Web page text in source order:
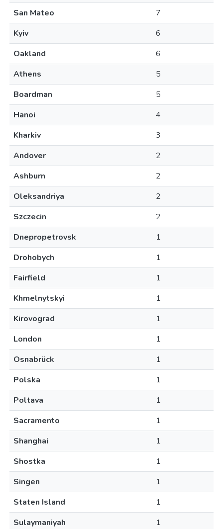
San Mateo
7
Kyiv
6
Oakland
6
Athens
5
Boardman
5
Hanoi
4
Kharkiv
3
Andover
2
Ashburn
2
Oleksandriya
2
Szczecin
2
Dnepropetrovsk
1
Drohobych
1
Fairfield
1
Khmelnytskyi
1
Kirovograd
1
London
1
Osnabrück
1
Polska
1
Poltava
1
Sacramento
1
Shanghai
1
Shostka
1
Singen
1
Staten Island
1
Sulaymaniyah
1